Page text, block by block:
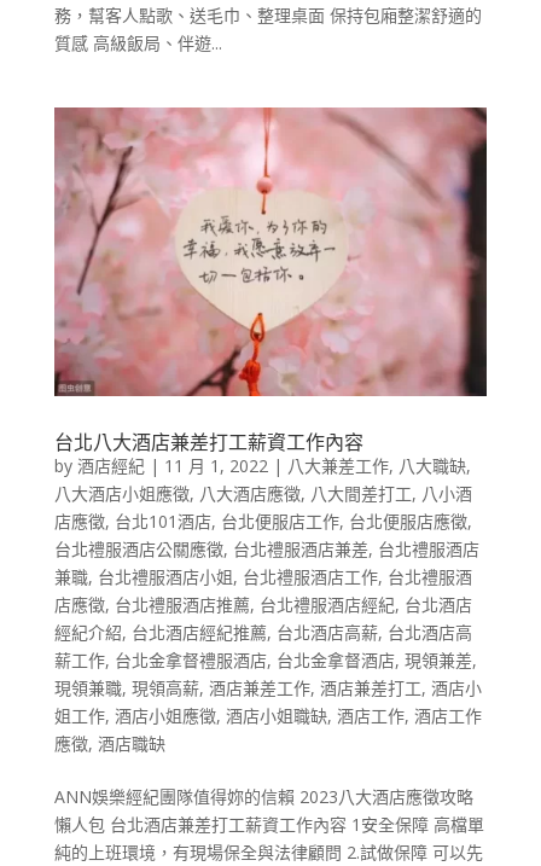
務，幫客人點歌、送毛巾、整理桌面 保持包廂整潔舒適的
質感 高級飯局、伴遊...
台北八大酒店兼差打工薪資工作內容
by 酒店經紀| 11 月 1, 2022| 八大兼差工作, 八大職缺,
八大酒店小姐應徵, 八大酒店應徵, 八大間差打工, 八小酒
店應徵, 台北101酒店, 台北便服店工作, 台北便服店應徵,
台北禮服酒店公關應徵, 台北禮服酒店兼差, 台北禮服酒店
兼職, 台北禮服酒店小姐, 台北禮服酒店工作, 台北禮服酒
店應徵, 台北禮服酒店推薦, 台北禮服酒店經紀, 台北酒店
經紀介紹, 台北酒店經紀推薦, 台北酒店高薪, 台北酒店高
薪工作, 台北金拿督禮服酒店, 台北金拿督酒店, 現領兼差,
現領兼職, 現領高薪, 酒店兼差工作, 酒店兼差打工, 酒店小
姐工作, 酒店小姐應徵, 酒店小姐職缺, 酒店工作, 酒店工作
應徵, 酒店職缺
ANN娛樂經紀團隊值得妳的信賴 2023八大酒店應徵攻略
懶人包 台北酒店兼差打工薪資工作內容 1安全保障 高檔單
純的上班環境，有現場保全與法律顧問 2.試做保障 可以先